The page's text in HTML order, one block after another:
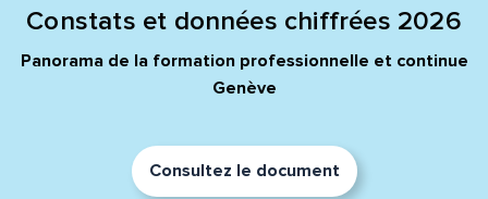
Constats et données chiffrées 2026
Panorama de la formation professionnelle et continue
Genève
Consultez le document
Envoyer
Envoyer